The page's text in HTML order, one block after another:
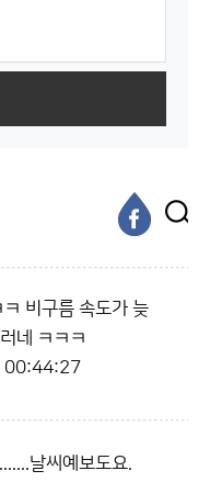
비구름 속도가 늦
네 ㅋㅋㅋ
날씨예보도요.